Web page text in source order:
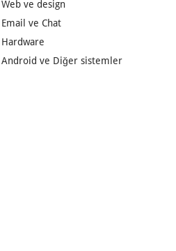
Web ve design
Email ve Chat
Hardware
Android ve Diğer sistemler